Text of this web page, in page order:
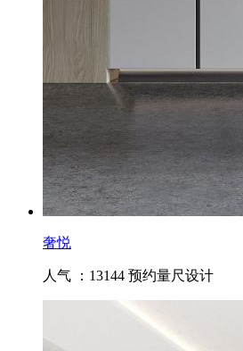
奢悦
人气 ：13144 预约量尺设计